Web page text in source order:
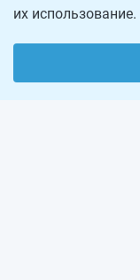
их использование.